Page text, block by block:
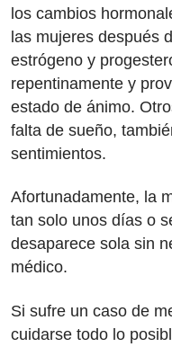
los cambios
las mujeres después
estrógeno y
repentinamente y
estado de ánimo.
falta de sueño,
sentimientos.
Afortunadamente, la
tan solo unos días o
desaparece sola sin
médico.
Si sufre un caso de
cuidarse todo lo